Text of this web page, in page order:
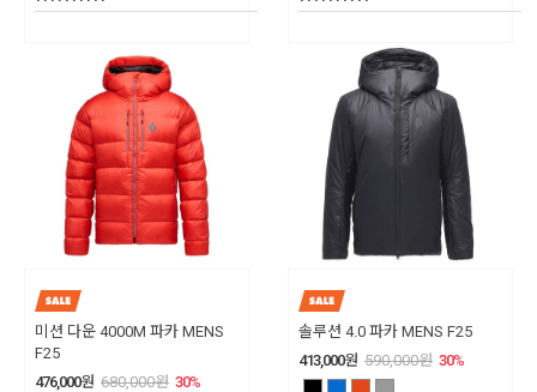
미션 다운 4000M 파카 MENS
F25
476,000원 680,000원 30%
솔루션 4.0 파카 MENS F25
413,000원 590,000원 30%